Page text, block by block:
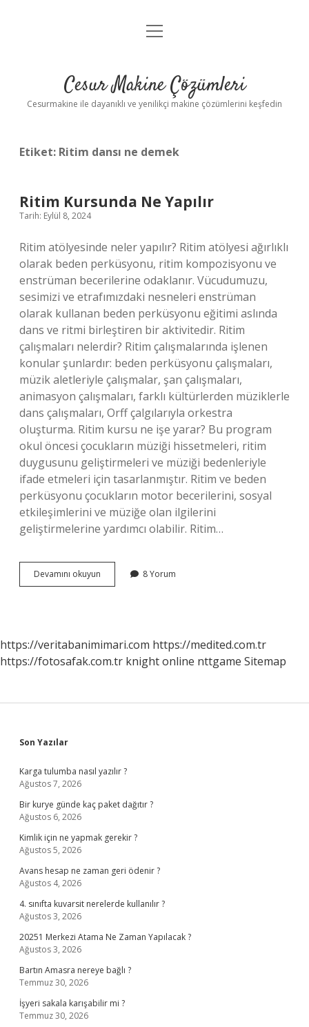
Anasayfa
Yasal Uyarı
menüyü
Cesur Makine Çözümleri
Cesurmakine ile dayanıklı ve yenilikçi makine çözümlerini keşfedin
Etiket: Ritim dansı ne demek
Ritim Kursunda Ne Yapılır
Tarih: Eylül 8, 2024
Ritim atölyesinde neler yapılır? Ritim atölyesi ağırlıklı
olarak beden perküsyonu, ritim kompozisyonu ve
enstrüman becerilerine odaklanır. Vücudumuzu,
sesimizi ve etrafımızdaki nesneleri enstrüman
olarak kullanan beden perküsyonu eğitimi aslında
dans ve ritmi birleştiren bir aktivitedir. Ritim
çalışmaları nelerdir? Ritim çalışmalarında işlenen
konular şunlardır: beden perküsyonu çalışmaları,
müzik aletleriyle çalışmalar, şan çalışmaları,
animasyon çalışmaları, farklı kültürlerden müziklerle
dans çalışmaları, Orff çalgılarıyla orkestra
oluşturma. Ritim kursu ne işe yarar? Bu program
okul öncesi çocukların müziği hissetmeleri, ritim
duygusunu geliştirmeleri ve müziği bedenleriyle
ifade etmeleri için tasarlanmıştır. Ritim ve beden
perküsyonu çocukların motor becerilerini, sosyal
etkileşimlerini ve müziğe olan ilgilerini
geliştirmelerine yardımcı olabilir. Ritim…
Devamını okuyun
Kursunda
8 Yorum
https://veritabanimimari.com https://medited.com.tr
https://fotosafak.com.tr knight online nttgame Sitemap
Sidebar
Son Yazılar
Karga tulumba nasıl yazılır ?
Ağustos 7, 2026
Bir kurye günde kaç paket dağıtır ?
Ağustos 6, 2026
Kimlik için ne yapmak gerekir ?
Ağustos 5, 2026
Avans hesap ne zaman geri ödenir ?
Ağustos 4, 2026
4. sınıfta kuvarsit nerelerde kullanılır ?
Ağustos 3, 2026
20251 Merkezi Atama Ne Zaman Yapılacak ?
Ağustos 3, 2026
Bartın Amasra nereye bağlı ?
Temmuz 30, 2026
İşyeri sakala karışabilir mi ?
Temmuz 30, 2026